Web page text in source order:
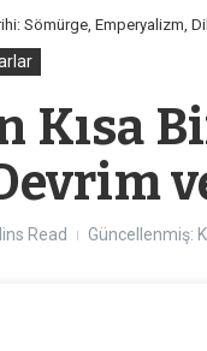
Sömürge, Emperyalizm,
Kısa
Read Güncellenmiş: